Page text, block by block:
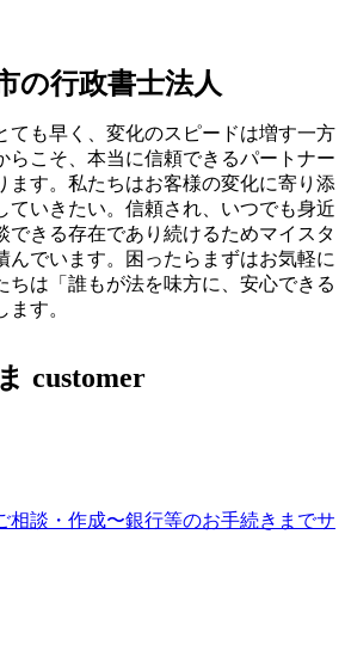
の行政書士法人
ても早く、変化のスピードは増す一方
らこそ、本当に信頼できるパートナー
ます。私たちはお客様の変化に寄り添
ていきたい。信頼され、いつでも身近
できる存在であり続けるためマイスタ
んでいます。困ったらまずはお気軽に
ちは「誰もが法を味方に、安心できる
す。
customer
相談・作成〜銀行等のお手続きまでサ